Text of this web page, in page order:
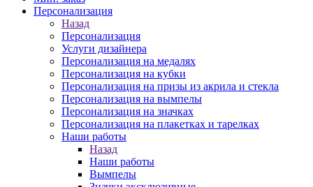
Персонализация
Назад
Персонализация
Услуги дизайнера
Персонализация на медалях
Персонализация на кубки
Персонализация на призы из акрила и стекла
Персонализация на вымпелы
Персонализация на значках
Персонализация на плакетках и тарелках
Наши работы
Назад
Наши работы
Вымпелы